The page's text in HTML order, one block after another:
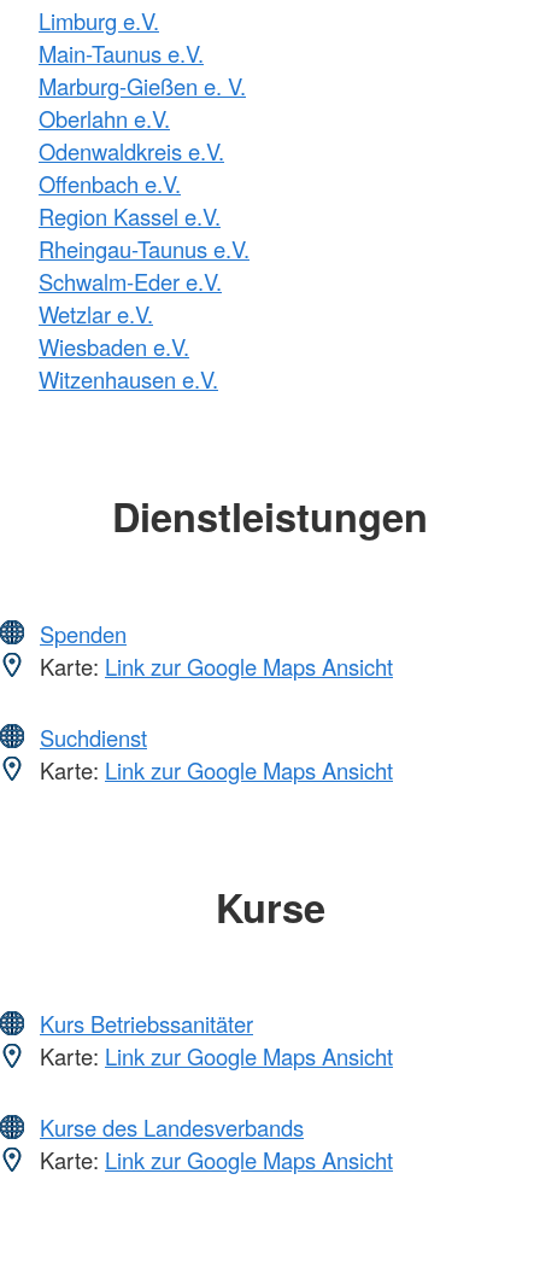
Limburg e.V.
Main-Taunus e.V.
Marburg-Gießen e. V.
Oberlahn e.V.
Odenwaldkreis e.V.
Offenbach e.V.
Region Kassel e.V.
Rheingau-Taunus e.V.
Schwalm-Eder e.V.
Wetzlar e.V.
Wiesbaden e.V.
Witzenhausen e.V.
Dienstleistungen
Spenden
Karte: Link zur Google Maps Ansicht
Suchdienst
Karte: Link zur Google Maps Ansicht
Kurse
Kurs Betriebssanitäter
Karte: Link zur Google Maps Ansicht
Kurse des Landesverbands
Karte: Link zur Google Maps Ansicht